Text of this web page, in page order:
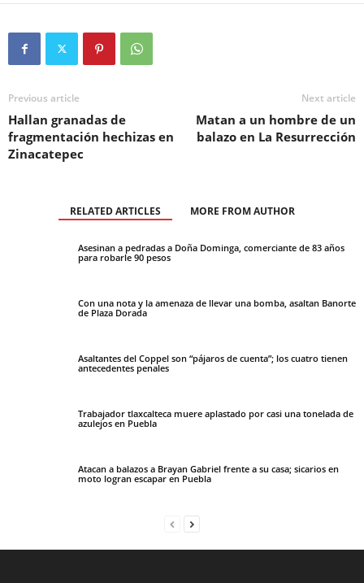
Previous article
Hallan granadas de
fragmentación hechizas en
Zinacatepec
Next article
Matan a un hombre de un
balazo en La Resurrección
RELATED ARTICLES MORE FROM AUTHOR
Asesinan a pedradas a Doña Dominga, comerciante de 83 años
para robarle 90 pesos
Con una nota y la amenaza de llevar una bomba, asaltan Banorte
de Plaza Dorada
Asaltantes del Coppel son “pájaros de cuenta”; los cuatro tienen
antecedentes penales
Trabajador tlaxcalteca muere aplastado por casi una tonelada de
azulejos en Puebla
Atacan a balazos a Brayan Gabriel frente a su casa; sicarios en
moto logran escapar en Puebla